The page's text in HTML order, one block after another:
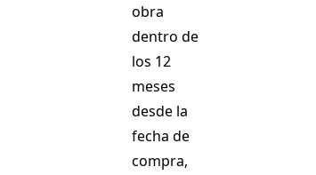
obra
dentro de
los 12
meses
desde la
fecha de
compra,